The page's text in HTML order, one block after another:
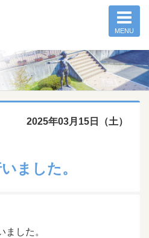
MENU
2025年03月15日（土）
ました。
した。